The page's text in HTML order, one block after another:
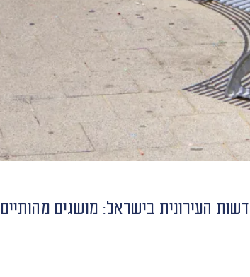
העירונית בישראל: מושגים מהותיים